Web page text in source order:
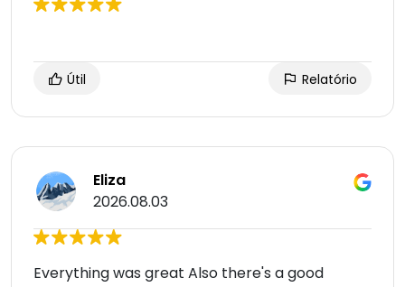
Útil Relatório
Eliza
2026.08.03
Everything was great Also there's a good